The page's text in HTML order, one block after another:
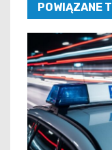
POWIĄZANE